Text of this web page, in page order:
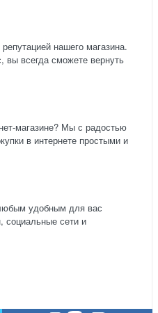
нашего магазина.
вы всегда сможете вернуть
магазине? Мы с радостью
в интернете простыми и
удобным для вас
социальные сети и